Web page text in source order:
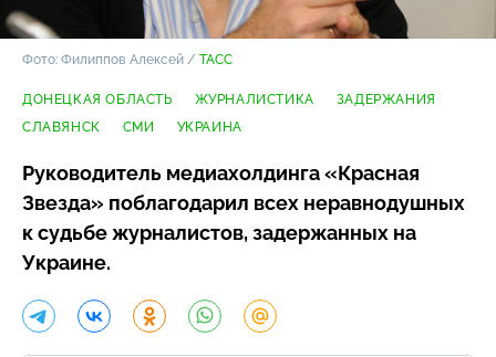
Фото: Филиппов Алексей / ТАСС
ДОНЕЦКАЯ ОБЛАСТЬ ЖУРНАЛИСТИКА
ЗАДЕРЖАНИЯ
СЛАВЯНСК
СМИ УКРАИНА
Руководитель медиахолдинга «Красная
Звезда» поблагодарил всех неравнодушных
к судьбе журналистов, задержанных на
Украине.